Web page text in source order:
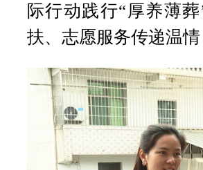
际行动践行“厚养薄
扶、志愿服务传递温